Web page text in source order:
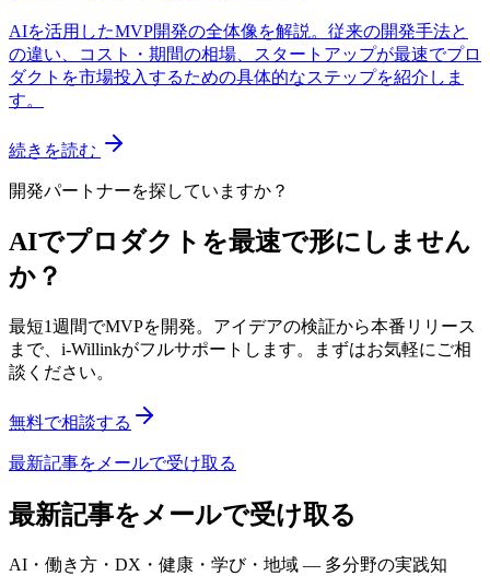
AIを活用したMVP開発の全体像を解説。従来の開発手法と
の違い、コスト・期間の相場、スタートアップが最速でプロ
ダクトを市場投入するための具体的なステップを紹介しま
す。
続きを読む
開発パートナーを探していますか？
AIでプロダクトを最速で形にしません
か？
最短1週間でMVPを開発。アイデアの検証から本番リリース
まで、i-Willinkがフルサポートします。まずはお気軽にご相
談ください。
無料で相談する
最新記事をメールで受け取る
最新記事をメールで受け取る
AI・働き方・DX・健康・学び・地域 — 多分野の実践知